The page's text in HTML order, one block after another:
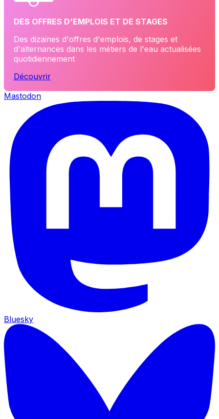
DES OFFRES D'EMPLOIS ET DE STAGES
Des dizaines d'offres d'emplois, de stages et
d'alternances dans les métiers de l'eau actualisées
quotidiennement
Découvrir
Mastodon
Bluesky